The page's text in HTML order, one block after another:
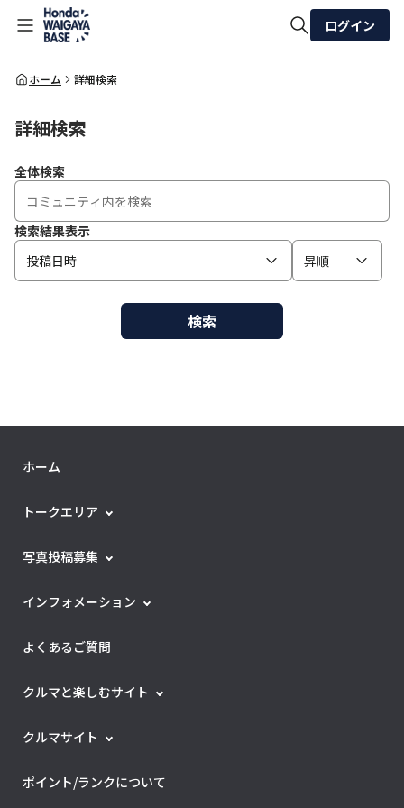
全体検索
ログイン
ホーム 詳細検索
詳細検索
全体検索
検索結果表示
投稿日時
昇順
検索
ホーム
トークエリア
写真投稿募集
インフォメーション
よくあるご質問
クルマと楽しむサイト
クルマサイト
ポイント/ランクについて